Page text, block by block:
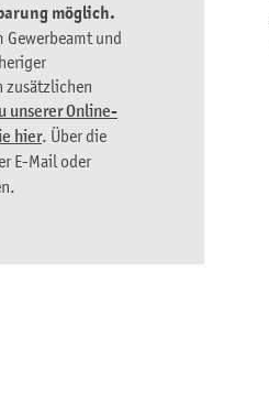
möglich.
und
zusätzlichen
unserer Online-
hier. Über die
E-Mail oder